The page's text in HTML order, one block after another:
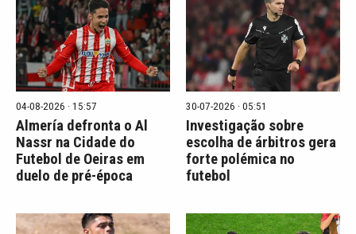
04-08-2026 · 15:57
Almería defronta o Al
Nassr na Cidade do
Futebol de Oeiras em
duelo de pré-época
30-07-2026 · 05:51
Investigação sobre
escolha de árbitros gera
forte polémica no
futebol